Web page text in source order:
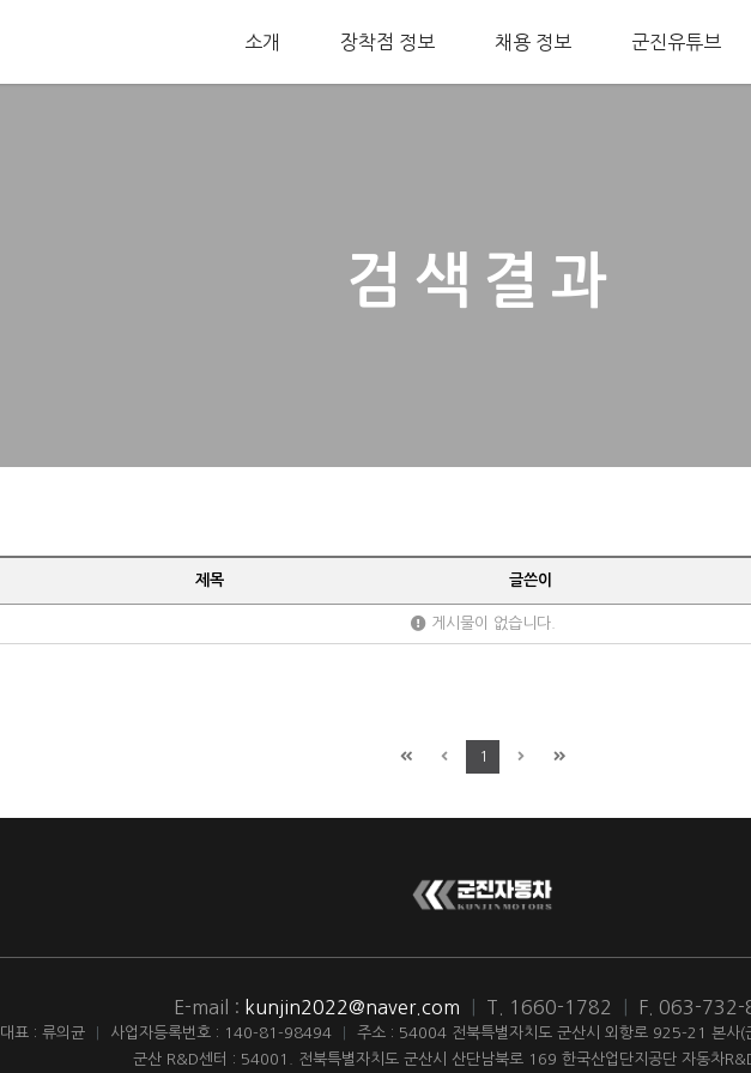
소개 장착점 정보 채용 정보 군진유튜브
검색결과
제목 글쓴이
게시물이 없습니다.
1
E-mail : kunjin2022@naver.com T. 1660-1782 F. 063-732-
대표 : 류의균 사업자등록번호 : 140-81-98494
주소 : 54004 전북특별자치도 군산시 외항로 925-21 본사(
군산 R&D센터 : 54001. 전북특별자치도 군산시 산단남북로 169 한국산업단지공단 자동차